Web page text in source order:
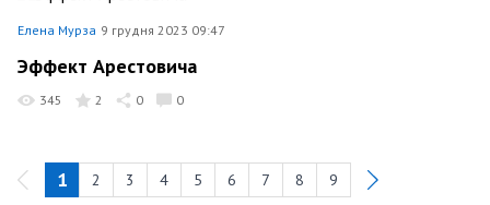
Елена Мурза 9 грудня 2023 09:47
Эффект Арестовича
345 2 0 0
1 2 3 4 5 6 7 8 9